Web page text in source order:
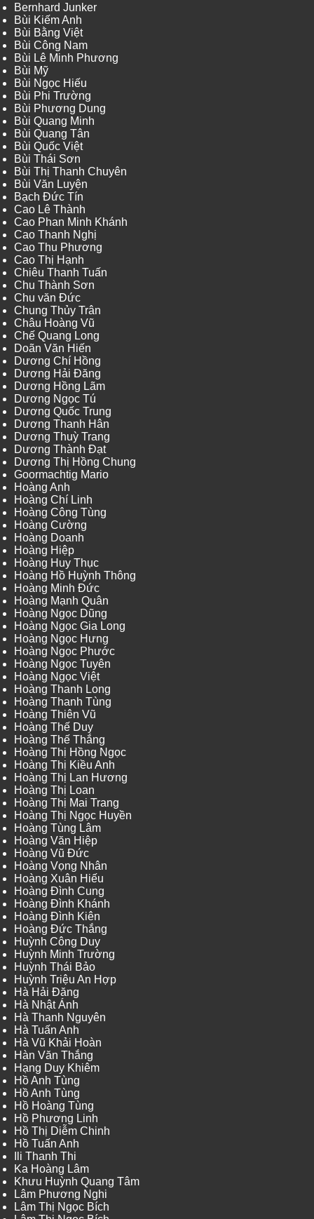
Bernhard Junker
Bùi Kiếm Anh
Bùi Bằng Việt
Bùi Công Nam
Bùi Lê Minh Phương
Bùi Mỹ
Bùi Ngọc Hiếu
Bùi Phi Trường
Bùi Phương Dung
Bùi Quang Minh
Bùi Quang Tân
Bùi Quốc Việt
Bùi Thái Sơn
Bùi Thị Thanh Chuyên
Bùi Văn Luyện
Bạch Đức Tín
Cao Lê Thành
Cao Phan Minh Khánh
Cao Thanh Nghị
Cao Thu Phương
Cao Thị Hạnh
Chiêu Thanh Tuấn
Chu Thành Sơn
Chu văn Đức
Chung Thủy Trân
Châu Hoàng Vũ
Chế Quang Long
Doãn Văn Hiến
Dương Chí Hồng
Dương Hải Đăng
Dương Hồng Lãm
Dương Ngọc Tú
Dương Quốc Trung
Dương Thanh Hân
Dương Thuỳ Trang
Dương Thành Đạt
Dương Thị Hồng Chung
Goormachtig Mario
Hoàng Anh
Hoàng Chí Linh
Hoàng Công Tùng
Hoàng Cường
Hoàng Doanh
Hoàng Hiệp
Hoàng Huy Thục
Hoàng Hồ Huỳnh Thông
Hoàng Minh Đức
Hoàng Mạnh Quân
Hoàng Ngọc Dũng
Hoàng Ngọc Gia Long
Hoàng Ngọc Hưng
Hoàng Ngọc Phước
Hoàng Ngọc Tuyên
Hoàng Ngọc Việt
Hoàng Thanh Long
Hoàng Thanh Tùng
Hoàng Thiên Vũ
Hoàng Thế Duy
Hoàng Thế Thắng
Hoàng Thị Hồng Ngọc
Hoàng Thị Kiều Anh
Hoàng Thị Lan Hương
Hoàng Thị Loan
Hoàng Thị Mai Trang
Hoàng Thị Ngọc Huyền
Hoàng Tùng Lâm
Hoàng Văn Hiệp
Hoàng Vũ Đức
Hoàng Vọng Nhân
Hoàng Xuân Hiếu
Hoàng Đình Cung
Hoàng Đình Khánh
Hoàng Đình Kiên
Hoàng Đức Thắng
Huỳnh Công Duy
Huỳnh Minh Trường
Huỳnh Thái Bảo
Huỳnh Triệu An Hợp
Hà Hải Đăng
Hà Nhật Ánh
Hà Thanh Nguyên
Hà Tuấn Anh
Hà Vũ Khải Hoàn
Hàn Văn Thắng
Hạng Duy Khiêm
Hồ Anh Tùng
Hồ Anh Tùng
Hồ Hoàng Tùng
Hồ Phương Linh
Hồ Thị Diễm Chinh
Hồ Tuấn Anh
Ili Thanh Thi
Ka Hoàng Lâm
Khưu Huỳnh Quang Tâm
Lâm Phương Nghi
Lâm Thị Ngọc Bích